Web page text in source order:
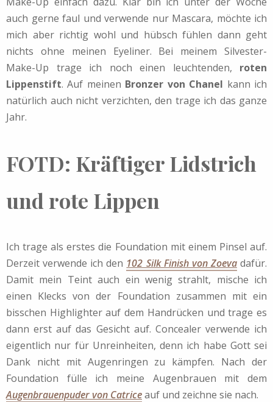
auch gerne faul und verwende nur Mascara, möchte ich
mich aber richtig wohl und hübsch fühlen dann geht
nichts ohne meinen Eyeliner. Bei meinem Silvester-
Make-Up trage ich noch einen leuchtenden, roten
Lippenstift. Auf meinen Bronzer von Chanel kann ich
natürlich auch nicht verzichten, den trage ich das ganze
Jahr.
FOTD: Kräftiger Lidstrich
und rote Lippen
Ich trage als erstes die Foundation mit einem Pinsel auf.
Derzeit verwende ich den 102 Silk Finish von Zoevadafür.
Damit mein Teint auch ein wenig strahlt, mische ich
einen Klecks von der Foundation zusammen mit ein
bisschen Highlighter auf dem Handrücken und trage es
dann erst auf das Gesicht auf. Concealer verwende ich
eigentlich nur für Unreinheiten, denn ich habe Gott sei
Dank nicht mit Augenringen zu kämpfen. Nach der
Foundation fülle ich meine Augenbrauen mit dem
Augenbrauenpuder von Catriceauf und zeichne sie nach.